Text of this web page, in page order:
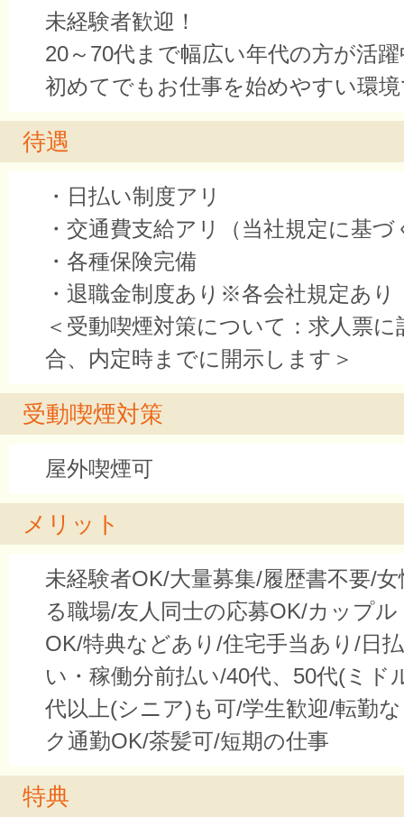
未経験者歓迎！
20～70代まで幅広い年代の方が活
初めてでもお仕事を始めやすい環
待遇
・日払い制度アリ
・交通費支給アリ（当社規定に基づ
・各種保険完備
・退職金制度あり※各会社規定あり
＜受動喫煙対策について：求人票
合、内定時までに開示します＞
受動喫煙対策
屋外喫煙可
メリット
未経験者OK/大量募集/履歴書不要/
る職場/友人同士の応募OK/カップ
OK/特典などあり/住宅手当あり/日
い・稼働分前払い/40代、50代(ミド
代以上(シニア)も可/学生歓迎/転勤
ク通勤OK/茶髪可/短期の仕事
特典